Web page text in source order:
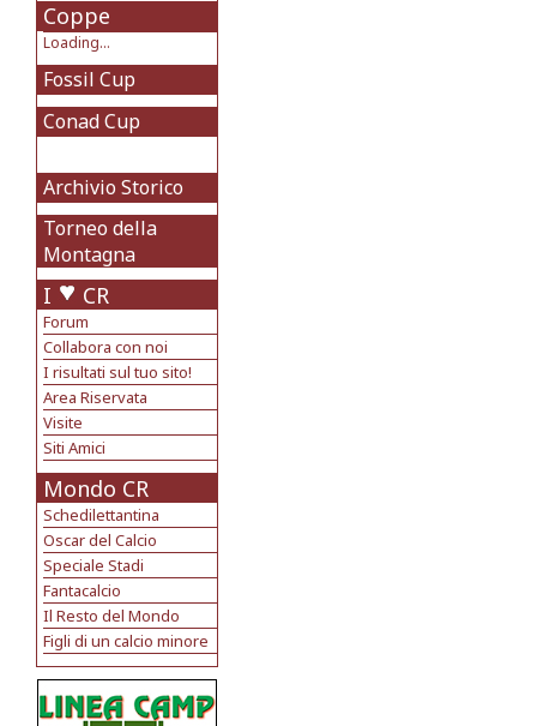
Coppe
Loading...
Fossil Cup
Conad Cup
Archivio Storico
Torneo della
Montagna
I CR
Forum
Collabora con noi
I risultati sul tuo sito!
Area Riservata
Visite
Siti Amici
Mondo CR
Schedilettantina
Oscar del Calcio
Speciale Stadi
Fantacalcio
Il Resto del Mondo
Figli di un calcio minore